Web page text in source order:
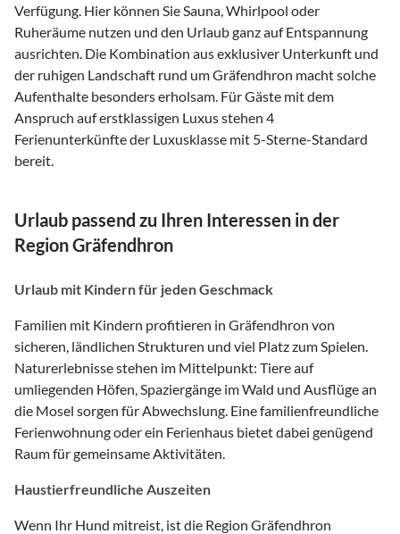
Verfügung. Hier können Sie Sauna, Whirlpool oder
Ruheräume nutzen und den Urlaub ganz auf Entspannung
ausrichten. Die Kombination aus exklusiver Unterkunft und
der ruhigen Landschaft rund um Gräfendhron macht solche
Aufenthalte besonders erholsam. Für Gäste mit dem
Anspruch auf erstklassigen Luxus stehen 4
Ferienunterkünfte der Luxusklasse mit 5-Sterne-Standard
bereit.
Urlaub passend zu Ihren Interessen in der
Region Gräfendhron
Urlaub mit Kindern für jeden Geschmack
Familien mit Kindern profitieren in Gräfendhron von
sicheren, ländlichen Strukturen und viel Platz zum Spielen.
Naturerlebnisse stehen im Mittelpunkt: Tiere auf
umliegenden Höfen, Spaziergänge im Wald und Ausflüge an
die Mosel sorgen für Abwechslung. Eine familienfreundliche
Ferienwohnung oder ein Ferienhaus bietet dabei genügend
Raum für gemeinsame Aktivitäten.
Haustierfreundliche Auszeiten
Wenn Ihr Hund mitreist, ist die Region Gräfendhron